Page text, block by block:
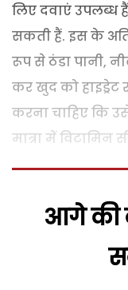
लिए दवाएं उपलब्ध
सकती हैं. इस के
रूप से ठंडा पानी,
कर खुद को हाइड्रेट
करना चाहिए कि
मात्रा में विटामिन
आगे की